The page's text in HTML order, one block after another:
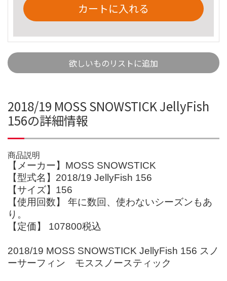
カートに入れる
欲しいものリストに追加
2018/19 MOSS SNOWSTICK JellyFish
156の詳細情報
商品説明
【メーカー】MOSS SNOWSTICK
【型式名】2018/19 JellyFish 156
【サイズ】156
【使用回数】 年に数回、使わないシーズンもあ
り。
【定価】 107800税込
2018/19 MOSS SNOWSTICK JellyFish 156 スノ
ーサーフィン モススノースティック